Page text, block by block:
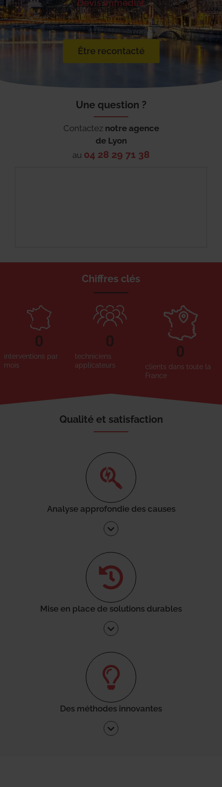
Devis immédiat
Être recontacté
Une question ?
Contactez notre agence
de Lyon
au 04 28 29 71 38
Chiffres clés
interventions par
mois
0
techniciens
applicateurs
0
clients dans toute la
France
0
Qualité et satisfaction
Analyse approfondie des causes
Mise en place de solutions durables
Des méthodes innovantes